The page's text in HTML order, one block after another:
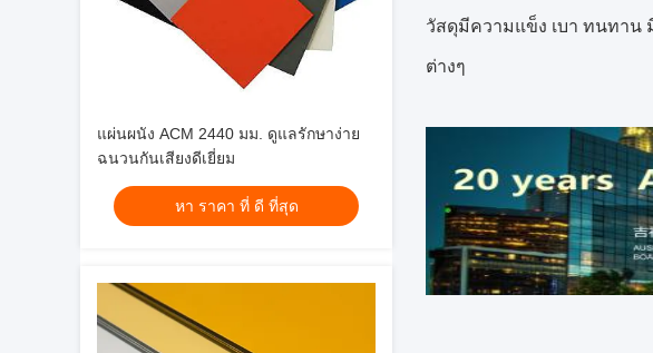
แผ่นผนัง ACM 2440 มม. ดูแลรักษาง่าย
ฉนวนกันเสียงดีเยี่ยม
หา ราคา ที่ ดี ที่สุด
วัสดุมีความแข็ง เบา ทนทาน
ต่างๆ